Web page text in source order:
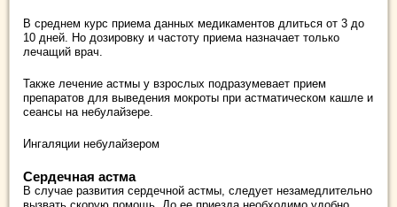
В среднем курс приема данных медикаментов длиться от 3 до
10 дней. Но дозировку и частоту приема назначает только
лечащий врач.
Также лечение астмы у взрослых подразумевает прием
препаратов для выведения мокроты при астматическом кашле и
сеансы на небулайзере.
Ингаляции небулайзером
Сердечная астма
В случае развития сердечной астмы, следует незамедлительно